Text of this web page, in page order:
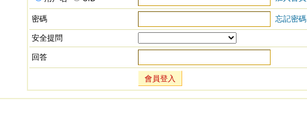
密碼 忘記密碼
安全提問
回答
會員登入